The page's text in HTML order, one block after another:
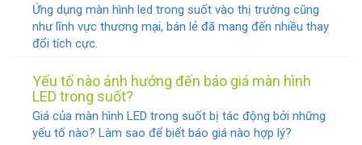
Ứng dụng màn hình led trong suốt vào thị trường cũng
như lĩnh vực thương mại, bán lẻ đã mang đến nhiều thay
đổi tích cực.
Yếu tố nào ảnh hưởng đến báo giá màn hình
LED trong suốt?
Giá của màn hình LED trong suốt bị tác động bởi những
yếu tố nào? Làm sao để biết báo giá nào hợp lý?